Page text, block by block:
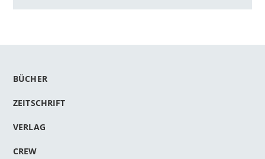
BÜCHER
ZEITSCHRIFT
VERLAG
CREW